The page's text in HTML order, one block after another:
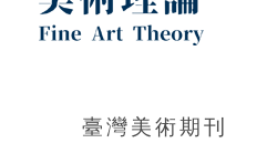
臺灣美術期刊